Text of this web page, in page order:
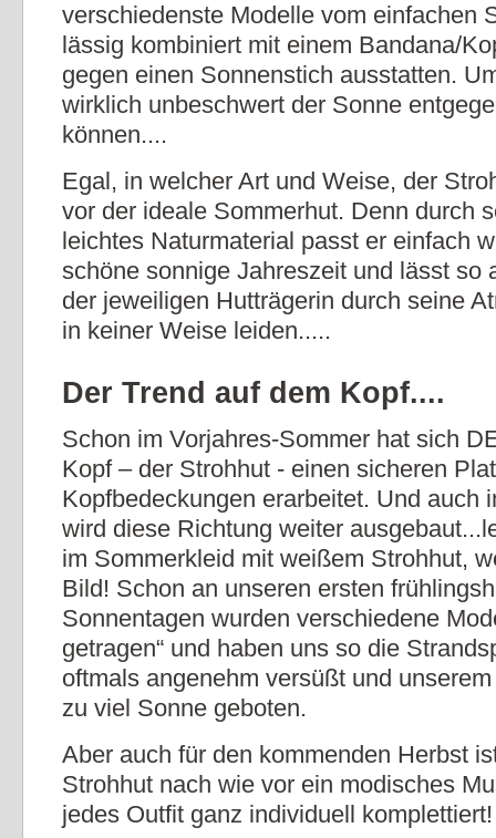
verschiedenste Modelle vom einfachen
lässig kombiniert mit einem Bandana/
gegen einen Sonnenstich ausstatten.
wirklich unbeschwert der Sonne
können....
Egal, in welcher Art und Weise, der
vor der ideale Sommerhut. Denn durch
leichtes Naturmaterial passt er einfach
schöne sonnige Jahreszeit und lässt so
der jeweiligen Hutträgerin durch seine
in keiner Weise leiden.....
Der Trend auf dem Kopf....
Schon im Vorjahres-Sommer hat sich
Kopf – der Strohhut - einen sicheren
Kopfbedeckungen erarbeitet. Und auch
wird diese Richtung weiter
im Sommerkleid mit weißem Strohhut,
Bild! Schon an unseren ersten
Sonnentagen wurden verschiedene
getragen“ und haben uns so die
oftmals angenehm versüßt und
zu viel Sonne geboten.
Aber auch für den kommenden Herbst
Strohhut nach wie vor ein modisches
jedes Outfit ganz individuell komplettiert!